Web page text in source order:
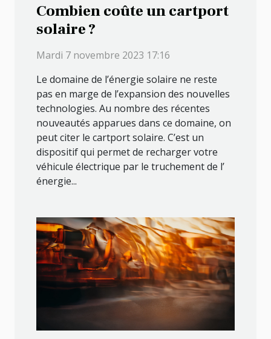
Combien coûte un cartport
solaire ?
Mardi 7 novembre 2023 17:16
Le domaine de l’énergie solaire ne reste
pas en marge de l’expansion des nouvelles
technologies. Au nombre des récentes
nouveautés apparues dans ce domaine, on
peut citer le cartport solaire. C’est un
dispositif qui permet de recharger votre
véhicule électrique par le truchement de l’
énergie...